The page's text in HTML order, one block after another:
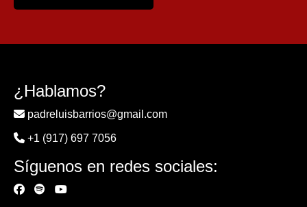
¿Hablamos?
padreluisbarrios@gmail.com
+1 (917) 697 7056
Síguenos en redes sociales: